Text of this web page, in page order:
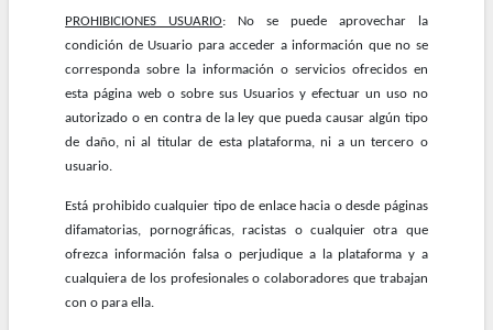
PROHIBICIONES USUARIO: No se puede aprovechar la
condición de Usuario para acceder a información que no se
corresponda sobre la información o servicios ofrecidos en
esta página web o sobre sus Usuarios y efectuar un uso no
autorizado o en contra de la ley que pueda causar algún tipo
de daño, ni al titular de esta plataforma, ni a un tercero o
usuario.
Está prohibido cualquier tipo de enlace hacia o desde páginas
difamatorias, pornográficas, racistas o cualquier otra que
ofrezca información falsa o perjudique a la plataforma y a
cualquiera de los profesionales o colaboradores que trabajan
con o para ella.